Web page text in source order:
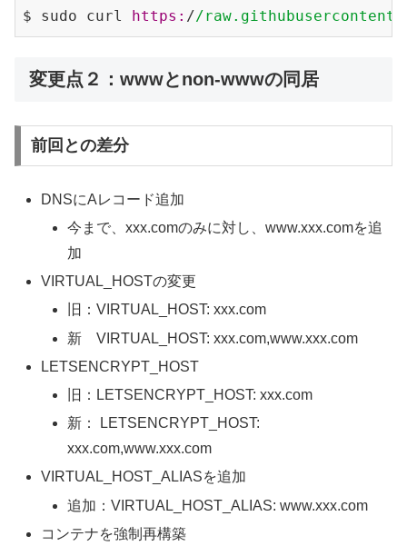
$ sudo curl https: //
変更点２：wwwとnon-wwwの同居
前回との差分
DNSにAレコード追加
今まで、xxx.comのみに対し、www.xxx.comを追
加
VIRTUAL_HOSTの変更
旧：VIRTUAL_HOST: xxx.com
新 VIRTUAL_HOST: xxx.com,www.xxx.com
LETSENCRYPT_HOST
旧：LETSENCRYPT_HOST: xxx.com
新： LETSENCRYPT_HOST:
xxx.com,www.xxx.com
VIRTUAL_HOST_ALIASを追加
追加：VIRTUAL_HOST_ALIAS: www.xxx.com
コンテナを強制再構築